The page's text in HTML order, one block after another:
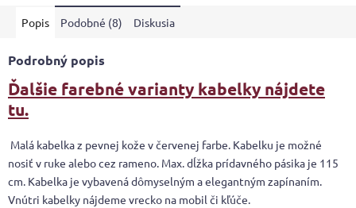
Popis Podobné (8) Diskusia
Podrobný popis
Ďalšie farebné varianty kabelky nájdete
tu.
Malá kabelka z pevnej kože v červenej farbe. Kabelku je možné
nosiť v ruke alebo cez rameno. Max. dĺžka prídavného pásika je 115
cm. Kabelka je vybavená dômyselným a elegantným zapínaním.
Vnútri kabelky nájdeme vrecko na mobil či kľúče.